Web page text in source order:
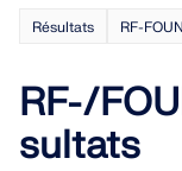
Résultats RF-
RF-/
sultats